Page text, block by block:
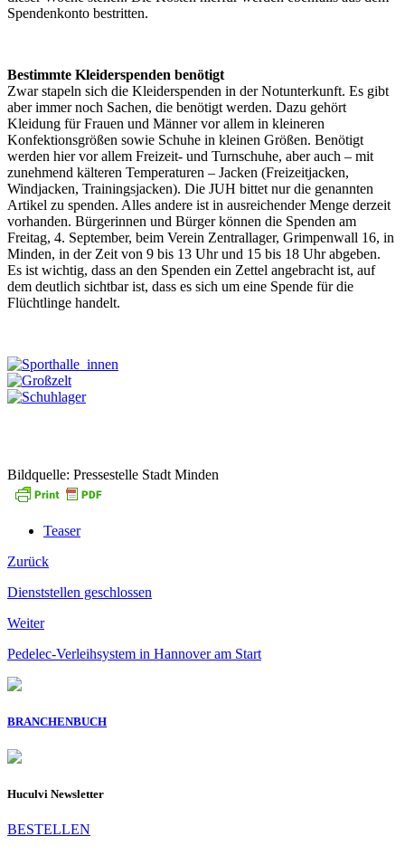
Spendenkonto bestritten.
Bestimmte Kleiderspenden benötigt
Zwar stapeln sich die Kleiderspenden in der Notunterkunft. Es gibt
aber immer noch Sachen, die benötigt werden. Dazu gehört
Kleidung für Frauen und Männer vor allem in kleineren
Konfektionsgrößen sowie Schuhe in kleinen Größen. Benötigt
werden hier vor allem Freizeit- und Turnschuhe, aber auch – mit
zunehmend kälteren Temperaturen – Jacken (Freizeitjacken,
Windjacken, Trainingsjacken). Die JUH bittet nur die genannten
Artikel zu spenden. Alles andere ist in ausreichender Menge derzeit
vorhanden. Bürgerinnen und Bürger können die Spenden am
Freitag, 4. September, beim Verein Zentrallager, Grimpenwall 16, in
Minden, in der Zeit von 9 bis 13 Uhr und 15 bis 18 Uhr abgeben.
Es ist wichtig, dass an den Spenden ein Zettel angebracht ist, auf
dem deutlich sichtbar ist, dass es sich um eine Spende für die
Flüchtlinge handelt.
Bildquelle: Pressestelle Stadt Minden
Teaser
Zurück
Dienststellen geschlossen
Weiter
Pedelec-Verleihsystem in Hannover am Start
BRANCHENBUCH
Huculvi Newsletter
BESTELLEN